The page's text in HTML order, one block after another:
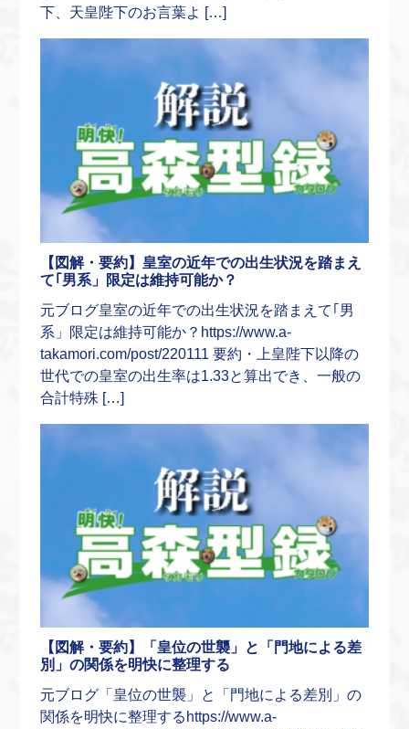
下、天皇陛下のお言葉よ […]
【図解・要約】皇室の近年での出生状況を踏まえ
て｢男系」限定は維持可能か？
元ブログ皇室の近年での出生状況を踏まえて｢男
系」限定は維持可能か？https://www.a-
takamori.com/post/220111 要約・上皇陛下以降の
世代での皇室の出生率は1.33と算出でき、一般の
合計特殊 […]
【図解・要約】「皇位の世襲」と「門地による差
別」の関係を明快に整理する
元ブログ「皇位の世襲」と「門地による差別」の
関係を明快に整理するhttps://www.a-